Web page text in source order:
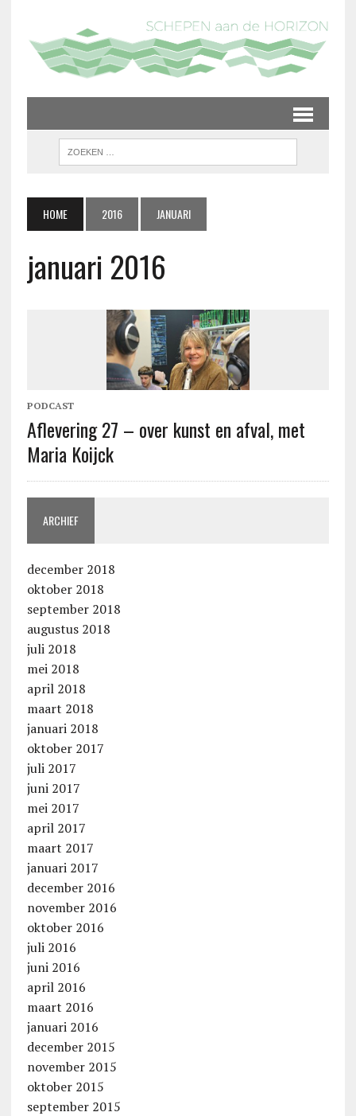
HOME 2016 JANUARI
januari 2016
PODCAST
Aflevering 27 – over kunst en afval, met
Maria Koijck
ARCHIEF
december 2018
oktober 2018
september 2018
augustus 2018
juli 2018
mei 2018
april 2018
maart 2018
januari 2018
oktober 2017
juli 2017
juni 2017
mei 2017
april 2017
maart 2017
januari 2017
december 2016
november 2016
oktober 2016
juli 2016
juni 2016
april 2016
maart 2016
januari 2016
december 2015
november 2015
oktober 2015
september 2015